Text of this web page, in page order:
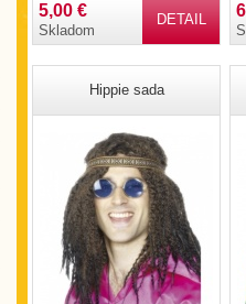
DETAIL
5,00 €
Skladom
Hippie sada